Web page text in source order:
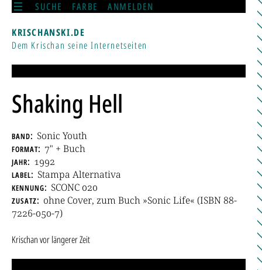
SUCHE FARBE ANMELDEN
KRISCHANSKI.DE
Dem Krischan seine Internetseiten
Shaking Hell
band Sonic Youth
format 7" + Buch
jahr 1992
label Stampa Alternativa
kennung SCONC 020
zusatz ohne Cover, zum Buch »Sonic Life« (ISBN 88-
7226-050-7)
Krischanvor längerer Zeit